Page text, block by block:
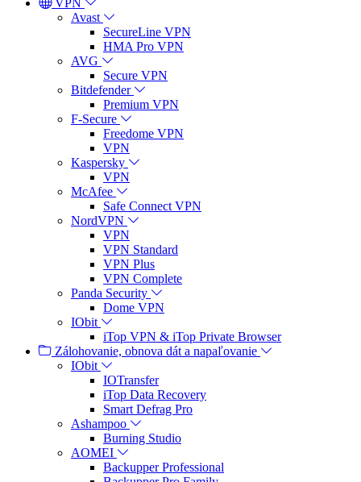
VPN
Avast
SecureLine VPN
HMA Pro VPN
AVG
Secure VPN
Bitdefender
Premium VPN
F-Secure
Freedome VPN
VPN
Kaspersky
VPN
McAfee
Safe Connect VPN
NordVPN
VPN
VPN Standard
VPN Plus
VPN Complete
Panda Security
Dome VPN
IObit
iTop VPN & iTop Private Browser
Zálohovanie, obnova dát a napaľovanie
IObit
IOTransfer
iTop Data Recovery
Smart Defrag Pro
Ashampoo
Burning Studio
AOMEI
Backupper Professional